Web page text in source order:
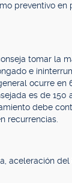
preventivo en
tomar la
e
ocurre en
es de 150
debe
recurrencias.
aceleración del